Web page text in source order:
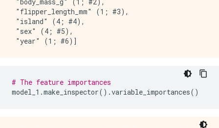
1.           "__LABEL"  3.318694
2.              "year"  3.297927
3.               "sex"  3.267547
    4.       "body_mass_g"  2.658307 ##########
    8. "flipper_length_mm"  1.217305
Variable Importance: NUM_AS_ROOT:
"flipper_length_mm" (1; #3),
"island" (4; #4),
"sex" (4; #5),
# The feature importances
model_1 .make_inspector().variable_importances()